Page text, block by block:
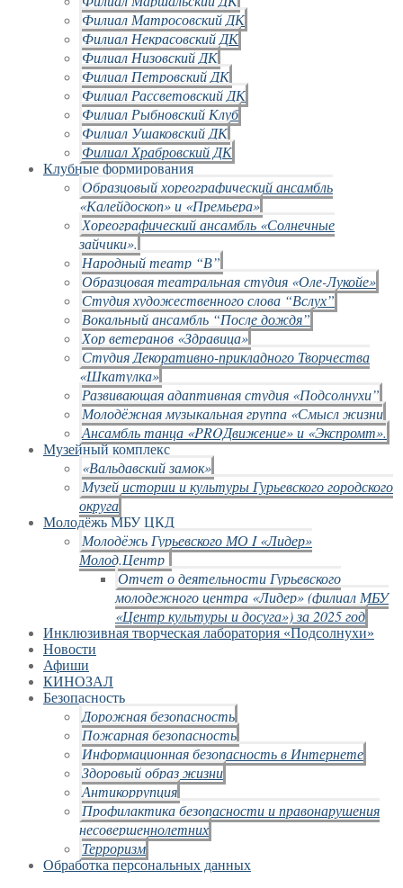
Филиал Матросовский ДК
Филиал Некрасовский ДК
Филиал Низовский ДК
Филиал Петровский ДК
Филиал Рассветовский ДК
Филиал Рыбновский Клуб
Филиал Ушаковский ДК
Филиал Храбровский ДК
Клубные формирования
Образцовый хореографический ансамбль
«Калейдоскоп» и «Премьера»
Хореографический ансамбль «Солнечные
зайчики».
Народный театр “В”
Образцовая театральная студия «Оле-Лукойе»
Студия художественного слова “Вслух”
Вокальный ансамбль “После дождя”
Хор ветеранов «Здравица»
Студия Декоративно-прикладного Творчества
«Шкатулка»
Развивающая адаптивная студия «Подсолнухи”
Молодёжная музыкальная группа «Смысл жизни
Ансамбль танца «PROДвижение» и «Экспромт».
Музейный комплекс
«Вальдавский замок»
Музей истории и культуры Гурьевского городского
округа
Молодёжь МБУ ЦКД
Молодёжь Гурьевского МО I «Лидер»
Молод.Центр
Отчет о деятельности Гурьевского
молодежного центра «Лидер» (филиал МБУ
«Центр культуры и досуга») за 2025 год
Инклюзивная творческая лаборатория «Подсолнухи»
Новости
Афиши
КИНОЗАЛ
Безопасность
Дорожная безопасность
Пожарная безопасность
Информационная безопасность в Интернете
Здоровый образ жизни
Антикоррупция
Профилактика безопасности и правонарушения
несовершеннолетних
Терроризм
Обработка персональных данных